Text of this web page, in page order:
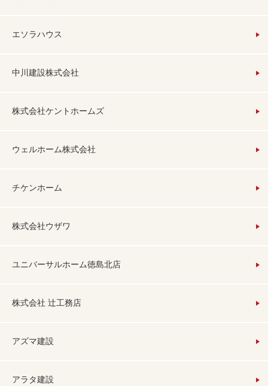
エソラハウス
中川建設株式会社
株式会社ケントホームズ
ウェルホーム株式会社
チケンホーム
株式会社ウザワ
ユニバーサルホーム徳島北店
株式会社 辻工務店
アズマ建設
アラタ建設